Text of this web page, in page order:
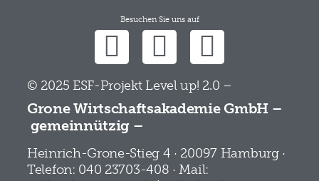
Besuchen Sie uns auf
© 2025 ESF-Projekt Level up! 2.0 –
Grone Wirtschaftsakademie GmbH –
gemeinnützig –
Heinrich-Grone-Stieg 4 · 20097 Hamburg ·
Telefon: 040 23703-408 · Mail: